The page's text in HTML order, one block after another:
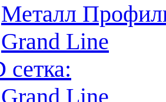
Металл
Grand Line
сетка:
Grand Line